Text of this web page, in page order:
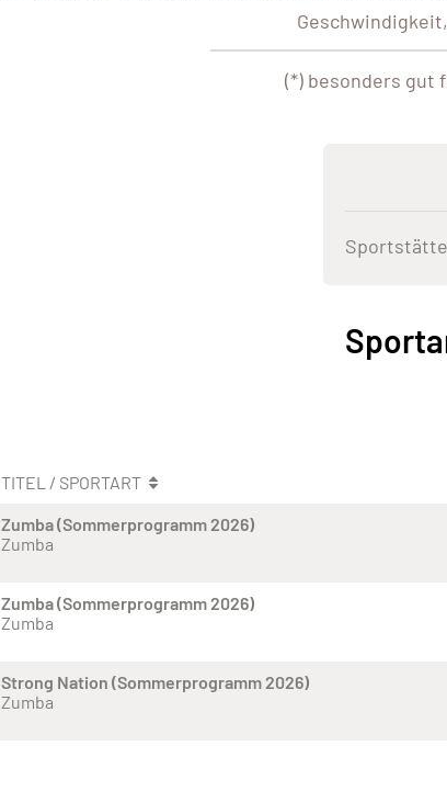
(*) besonders gut
Sportstätte
TITEL / SPORTART
Zumba (Sommerprogramm 2026)
Zumba
Zumba (Sommerprogramm 2026)
Zumba
Strong Nation (Sommerprogramm 2026)
Zumba